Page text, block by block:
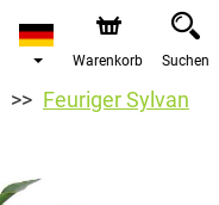
Warenkorb Suchen
Feuriger Sylvan